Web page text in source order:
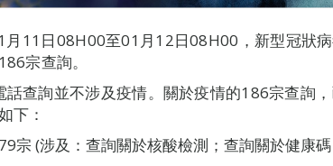
月11日08H00至01月12日08H00，新型冠狀
宗查詢。
話查詢並不涉及疫情。關於疫情的186宗查詢
下：
宗 (涉及：查詢關於核酸檢測；查詢關於健康